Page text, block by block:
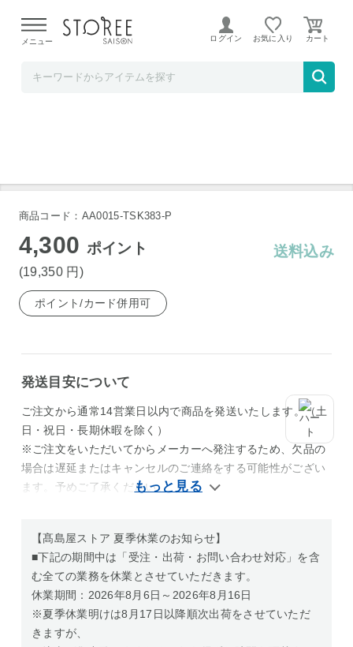
よる配送遅延が発生しております。
メニュー ログイン お気に入り
PRINCESS テーブルグリルピュア 103030
商品コード：AA0015-TSK383-P
4,300 ポイント
(19,350 円 )
送料込み
ポイント/カード併用可
発送目安について
ご注文から通常14営業日以内で商品を発送いたします。（土
日・祝日・長期休暇を除く）
※ご注文をいただいてからメーカーへ発注するため、欠品の
場合は遅延またはキャンセルのご連絡をする可能性がござい
ます。予めご了承ください。
【髙島屋ストア 夏季休業のお知らせ】
■下記の期間中は「受注・出荷・お問い合わせ対応」を含
む全ての業務を休業とさせていただきます。
休業期間：2026年8月6日～2026年8月16日
※夏季休業明けは8月17日以降順次出荷をさせていただ
きますが、